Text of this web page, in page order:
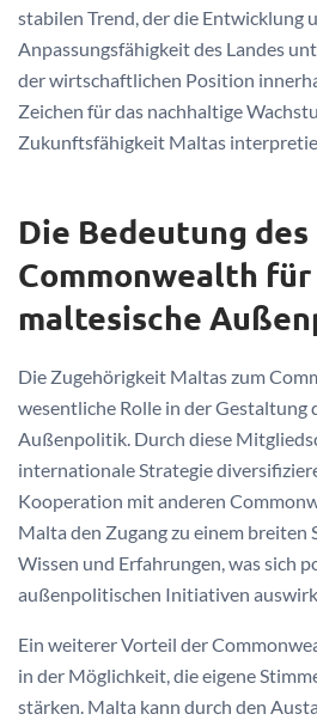
stabilen Trend, der die Entwicklung
Anpassungsfähigkeit des Landes
der wirtschaftlichen Position
Zeichen für das nachhaltige
Zukunftsfähigkeit Maltas
Die Bedeutung des
Commonwealth
maltesische
Die Zugehörigkeit Maltas zum
wesentliche Rolle in der Gestaltung
Außenpolitik. Durch diese
internationale Strategie
Kooperation mit anderen
Malta den Zugang zu einem breiten
Wissen und Erfahrungen, was sich
außenpolitischen Initiativen
Ein weiterer Vorteil der
in der Möglichkeit, die eigene
stärken. Malta kann durch den